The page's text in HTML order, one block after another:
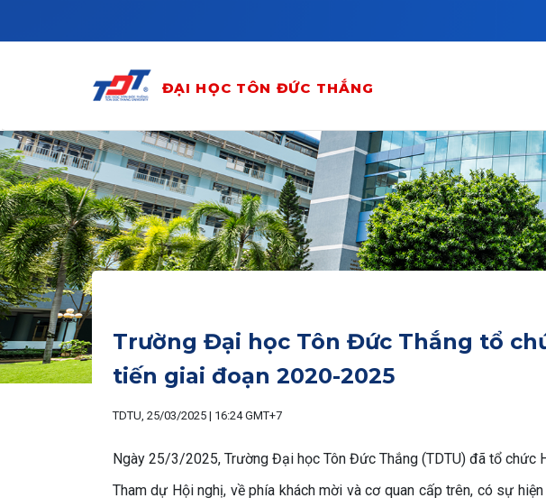
ĐẠI HỌC TÔN ĐỨC THẮNG
Trường Đại học Tôn Đức Thắng tổ
tiến giai đoạn 2020-2025
TDTU, 25/03/2025 | 16:24 GMT+7
Ngày 25/3/2025, Trường Đại học Tôn Đức Thắng (TDTU) đã tổ chức
Tham dự Hội nghị, về phía khách mời và cơ quan cấp trên, có sự